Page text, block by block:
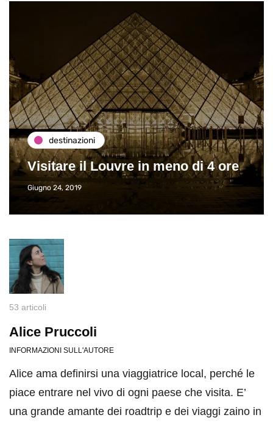
destinazioni
Visitare il Louvre in meno di 4 ore
Giugno 24, 2019
53 articoli
Alice Pruccoli
INFORMAZIONI SULL'AUTORE
Alice ama definirsi una viaggiatrice local, perché le
piace entrare nel vivo di ogni paese che visita. E’
una grande amante dei roadtrip e dei viaggi zaino in